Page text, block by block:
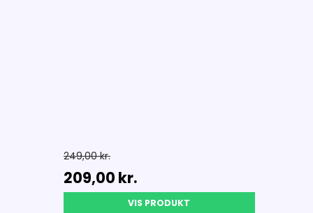
249,00 kr.
209,00 kr.
VIS PRODUKT